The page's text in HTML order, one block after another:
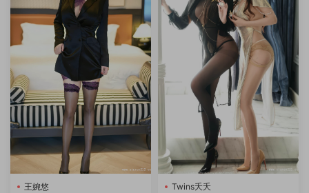
王婉悠 Twins夭夭